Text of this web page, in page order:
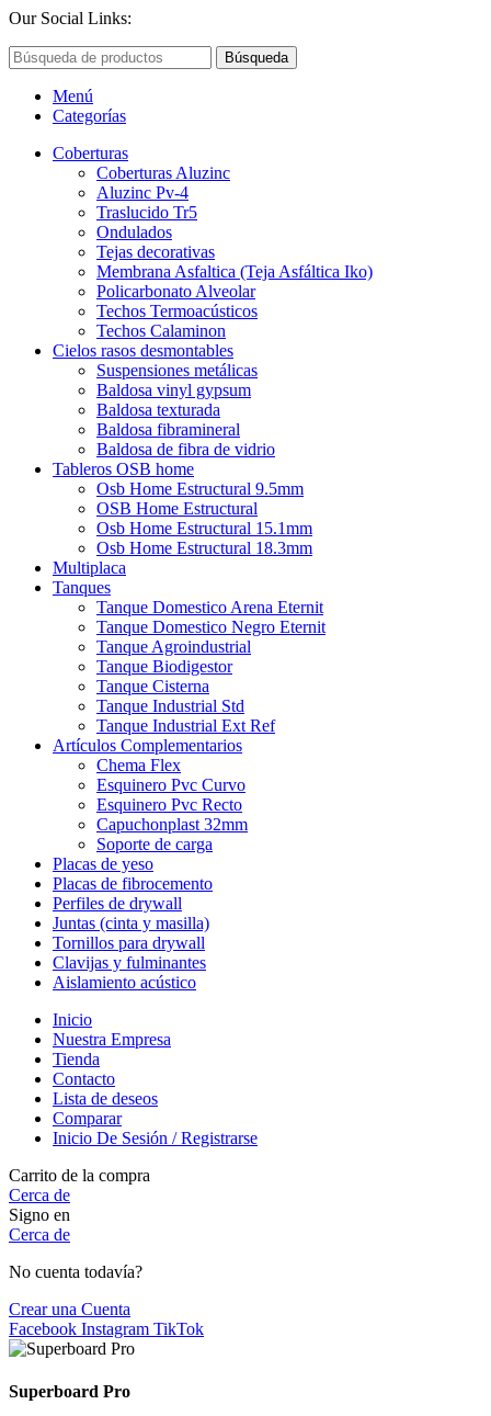
Our Social Links:
Búsqueda
Menú
Categorías
Coberturas
Coberturas Aluzinc
Aluzinc Pv-4
Traslucido Tr5
Ondulados
Tejas decorativas
Membrana Asfaltica (Teja Asfáltica Iko)
Policarbonato Alveolar
Techos Termoacústicos
Techos Calaminon
Cielos rasos desmontables
Suspensiones metálicas
Baldosa vinyl gypsum
Baldosa texturada
Baldosa fibramineral
Baldosa de fibra de vidrio
Tableros OSB home
Osb Home Estructural 9.5mm
OSB Home Estructural
Osb Home Estructural 15.1mm
Osb Home Estructural 18.3mm
Multiplaca
Tanques
Tanque Domestico Arena Eternit
Tanque Domestico Negro Eternit
Tanque Agroindustrial
Tanque Biodigestor
Tanque Cisterna
Tanque Industrial Std
Tanque Industrial Ext Ref
Artículos Complementarios
Chema Flex
Esquinero Pvc Curvo
Esquinero Pvc Recto
Capuchonplast 32mm
Soporte de carga
Placas de yeso
Placas de fibrocemento
Perfiles de drywall
Juntas (cinta y masilla)
Tornillos para drywall
Clavijas y fulminantes
Aislamiento acústico
Inicio
Nuestra Empresa
Tienda
Contacto
Lista de deseos
Comparar
Inicio De Sesión / Registrarse
Carrito de la compra
Cerca de
Signo en
Cerca de
No cuenta todavía?
Crear una Cuenta
Facebook Instagram TikTok
Superboard Pro